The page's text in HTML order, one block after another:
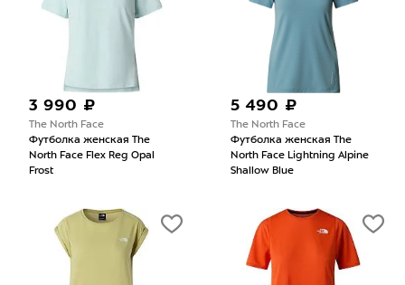
3 990 ₽
The North Face
Футболка женская The
North Face Flex Reg Opal
Frost
5 490 ₽
The North Face
Футболка женская The
North Face Lightning Alpine
Shallow Blue